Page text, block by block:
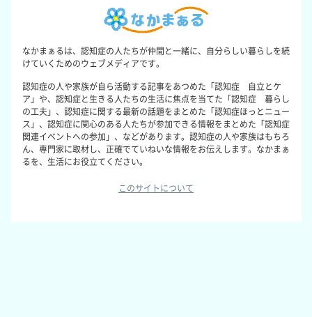
なかまぁるは、認知症の人たちが仲間と一緒に、自分らしい暮らしを続
けていくためのウェブメディアです。
認知症の人や家族が自ら活動する記事をあつめた「認知症 自立とケ
ア」や、認知症と生きる人たちの生活に焦点を当てた「認知症 暮らし
の工夫」、認知症に関する最新の話題をまとめた「認知症ほっとニュー
ス」、認知症に関心のある人たちが参加できる情報をまとめた「認知症
関連イベントへの参加」、などがあります。認知症の人や家族はもちろ
ん、専門家に取材し、正確でていねいな情報をお伝えします。なかまぁ
るを、生活にお役立てください。
このサイトについて